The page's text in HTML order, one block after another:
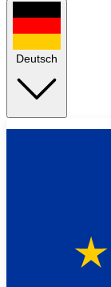
Deutsch